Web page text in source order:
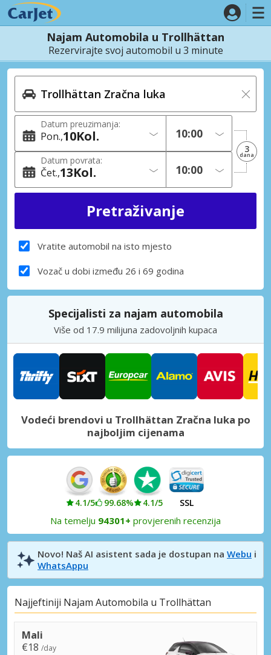
Najam Automobila u Trollhättan
Rezervirajte svoj automobil u 3 minute
Datum preuzimanja:
Pon. 10Kol.
Datum povrata:
Čet. 13Kol.
3
dana
Vratite automobil na isto mjesto
Vozač u dobi između 26 i 69 godina
Specijalisti za najam automobila
Više od 17.9 milijuna zadovoljnih kupaca
Vodeći brendovi u Trollhättan Zračna luka po
najboljim cijenama
4.1/5 99.68% 4.1/5 SSL
Na temelju 94301+ provjerenih recenzija
Novo! Naš AI asistent sada je dostupan na Webu i
WhatsAppu
Najjeftiniji Najam Automobila u Trollhättan
Mali
€18 /day